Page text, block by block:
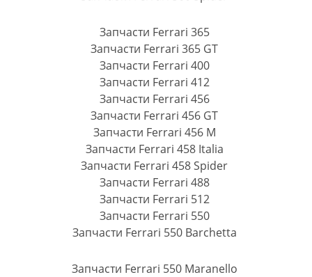
Запчасти Ferrari 365
Запчасти Ferrari 365 GT
Запчасти Ferrari 400
Запчасти Ferrari 412
Запчасти Ferrari 456
Запчасти Ferrari 456 GT
Запчасти Ferrari 456 M
Запчасти Ferrari 458 Italia
Запчасти Ferrari 458 Spider
Запчасти Ferrari 488
Запчасти Ferrari 512
Запчасти Ferrari 550
Запчасти Ferrari 550 Barchetta
Запчасти Ferrari 550 Maranello